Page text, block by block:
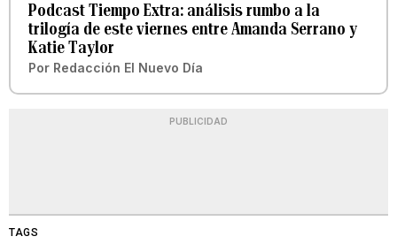
Podcast Tiempo Extra: análisis rumbo a la
trilogía de este viernes entre Amanda Serrano y
Katie Taylor
Por Redacción El Nuevo Día
PUBLICIDAD
TAGS